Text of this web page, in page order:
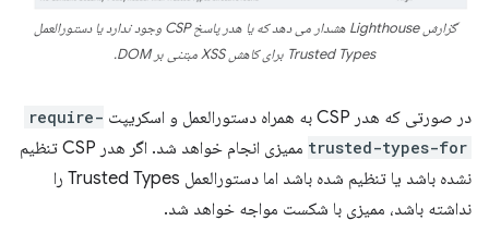
گزارش Lighthouse هشدار می دهد که یا هدر پاسخ CSP وجود ندارد یا دستورالعمل
Trusted Types برای کاهش XSS مبتنی بر DOM.
در صورتی که هدر CSP به همراه دستورالعمل و اسکریپت
require-
trusted-types-for
ممیزی انجام خواهد شد. اگر هدر CSP تنظیم
نشده باشد یا تنظیم شده باشد اما دستورالعمل Trusted Types را
نداشته باشد، ممیزی با شکست مواجه خواهد شد.